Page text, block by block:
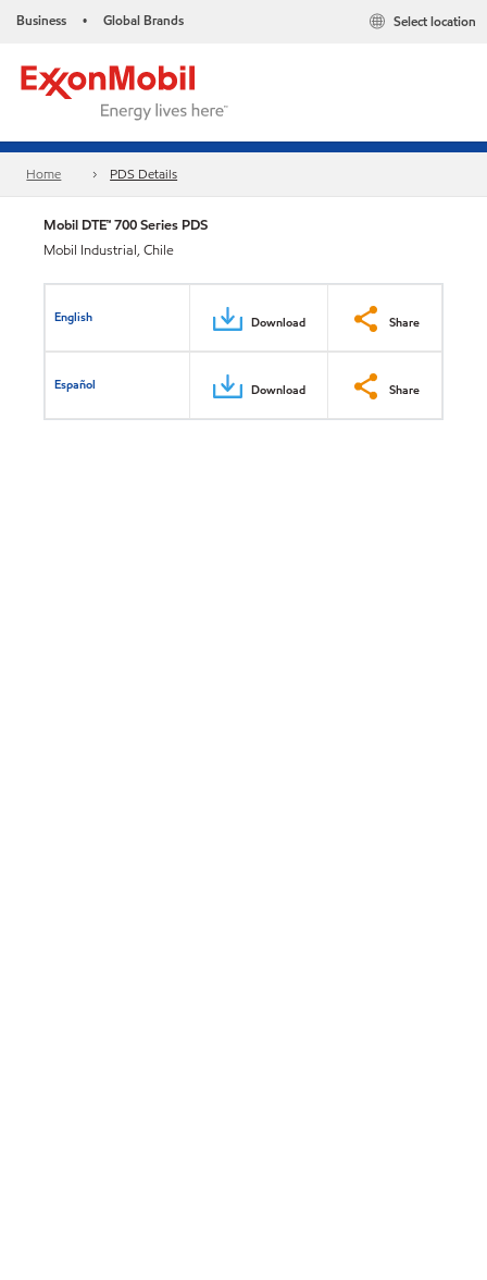
Business • Global Brands Select location
Home PDS Details
Mobil DTE™ 700 Series PDS
Mobil Industrial, Chile
English Download Share
Español Download Share